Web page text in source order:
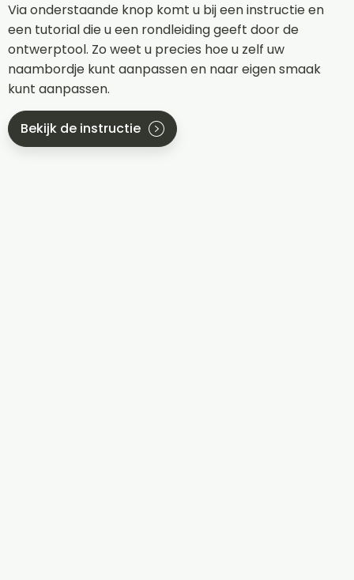
Via onderstaande knop komt u bij een instructie en
een tutorial die u een rondleiding geeft door de
ontwerptool. Zo weet u precies hoe u zelf uw
naambordje kunt aanpassen en naar eigen smaak
kunt aanpassen.
Bekijk de instructie